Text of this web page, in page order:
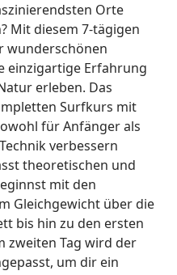
Orte
Mit diesem 7-tägigen
wunderschönen
einzigartige Erfahrung
erleben. Das
Surfkurs mit
für Anfänger als
verbessern
theoretischen und
mit den
Gleichgewicht über die
bis hin zu den ersten
zweiten Tag wird der
um dir ein